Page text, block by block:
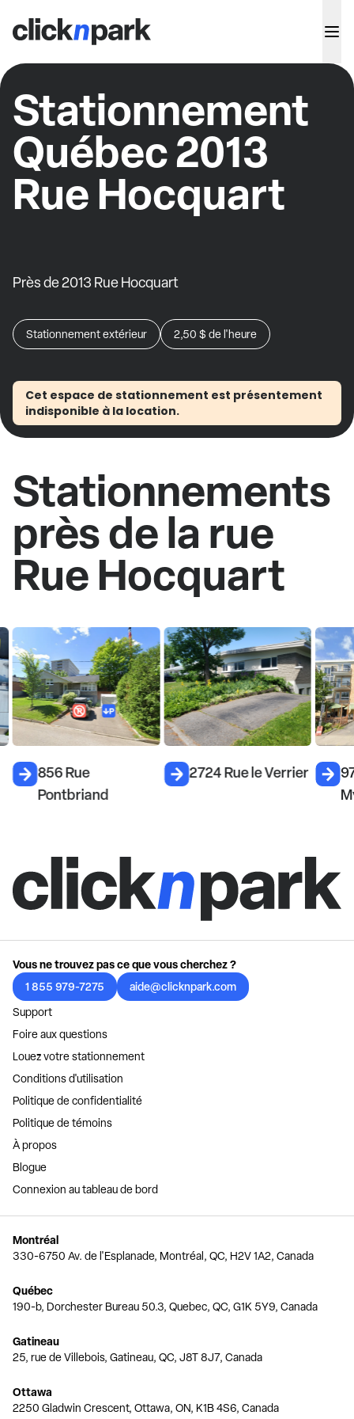
Stationnement
Québec 2013
Rue Hocquart
Près de 2013 Rue Hocquart
Stationnement extérieur 2,50 $ de l'heure
Cet espace de stationnement est présentement
indisponible à la location.
Stationnements
près de la rue
Rue Hocquart
856 Rue
Pontbriand
2724 Rue le Verrier
Vous ne trouvez pas ce que vous cherchez ?
1 855 979-7275
aide@clicknpark.com
Support
Foire aux questions
Louez votre stationnement
Conditions d'utilisation
Politique de confidentialité
Politique de témoins
À propos
Blogue
Connexion au tableau de bord
Montréal
330-6750 Av. de l'Esplanade, Montréal, QC, H2V 1A2, Canada
Québec
190-b, Dorchester Bureau 50.3, Quebec, QC, G1K 5Y9, Canada
Gatineau
25, rue de Villebois, Gatineau, QC, J8T 8J7, Canada
Ottawa
2250 Gladwin Crescent, Ottawa, ON, K1B 4S6, Canada